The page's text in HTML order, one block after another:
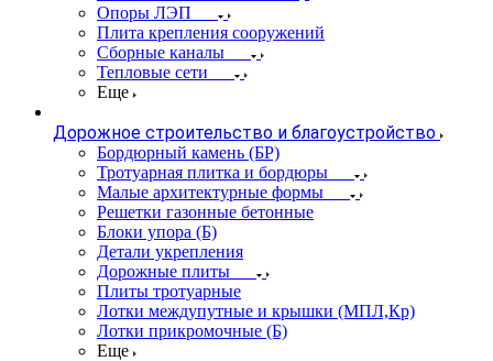
Опоры ЛЭП
Плита крепления сооружений
Сборные каналы
Тепловые сети
Еще
Дорожное строительство и благоустройство
Бордюрный камень (БР)
Тротуарная плитка и бордюры
Малые архитектурные формы
Решетки газонные бетонные
Блоки упора (Б)
Детали укрепления
Дорожные плиты
Плиты тротуарные
Лотки междупутные и крышки (МПЛ,Кр)
Лотки прикромочные (Б)
Еще